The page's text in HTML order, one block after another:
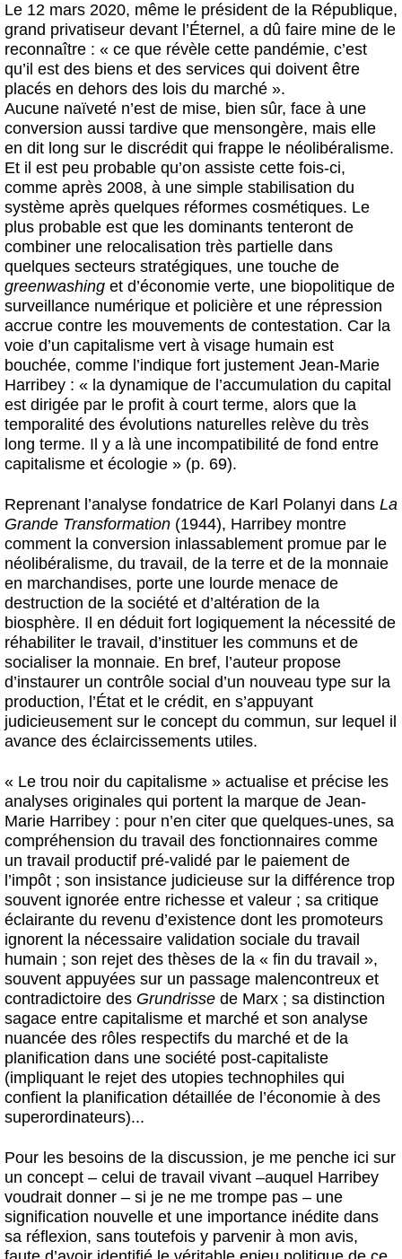
Le 12 mars 2020, même le président de la République,
grand privatiseur devant l’Éternel, a dû faire mine de le
reconnaître : « ce que révèle cette pandémie, c’est
qu’il est des biens et des services qui doivent être
placés en dehors des lois du marché ».
Aucune naïveté n’est de mise, bien sûr, face à une
conversion aussi tardive que mensongère, mais elle
en dit long sur le discrédit qui frappe le néolibéralisme.
Et il est peu probable qu’on assiste cette fois-ci,
comme après 2008, à une simple stabilisation du
système après quelques réformes cosmétiques. Le
plus probable est que les dominants tenteront de
combiner une relocalisation très partielle dans
quelques secteurs stratégiques, une touche de
greenwashing et d’économie verte, une biopolitique de
surveillance numérique et policière et une répression
accrue contre les mouvements de contestation. Car la
voie d’un capitalisme vert à visage humain est
bouchée, comme l’indique fort justement Jean-Marie
Harribey : « la dynamique de l’accumulation du capital
est dirigée par le profit à court terme, alors que la
temporalité des évolutions naturelles relève du très
long terme. Il y a là une incompatibilité de fond entre
capitalisme et écologie » (p. 69).
Reprenant l’analyse fondatrice de Karl Polanyi dans La
Grande Transformation (1944), Harribey montre
comment la conversion inlassablement promue par le
néolibéralisme, du travail, de la terre et de la monnaie
en marchandises, porte une lourde menace de
destruction de la société et d’altération de la
biosphère. Il en déduit fort logiquement la nécessité de
réhabiliter le travail, d’instituer les communs et de
socialiser la monnaie. En bref, l’auteur propose
d’instaurer un contrôle social d’un nouveau type sur la
production, l’État et le crédit, en s’appuyant
judicieusement sur le concept du commun, sur lequel il
avance des éclaircissements utiles.
« Le trou noir du capitalisme » actualise et précise les
analyses originales qui portent la marque de Jean-
Marie Harribey : pour n’en citer que quelques-unes, sa
compréhension du travail des fonctionnaires comme
un travail productif pré-validé par le paiement de
l’impôt ; son insistance judicieuse sur la différence trop
souvent ignorée entre richesse et valeur ; sa critique
éclairante du revenu d’existence dont les promoteurs
ignorent la nécessaire validation sociale du travail
humain ; son rejet des thèses de la « fin du travail »,
souvent appuyées sur un passage malencontreux et
contradictoire des Grundrisse de Marx ; sa distinction
sagace entre capitalisme et marché et son analyse
nuancée des rôles respectifs du marché et de la
planification dans une société post-capitaliste
(impliquant le rejet des utopies technophiles qui
confient la planification détaillée de l’économie à des
superordinateurs)...
Pour les besoins de la discussion, je me penche ici sur
un concept – celui de travail vivant –auquel Harribey
voudrait donner – si je ne me trompe pas – une
signification nouvelle et une importance inédite dans
sa réflexion, sans toutefois y parvenir à mon avis,